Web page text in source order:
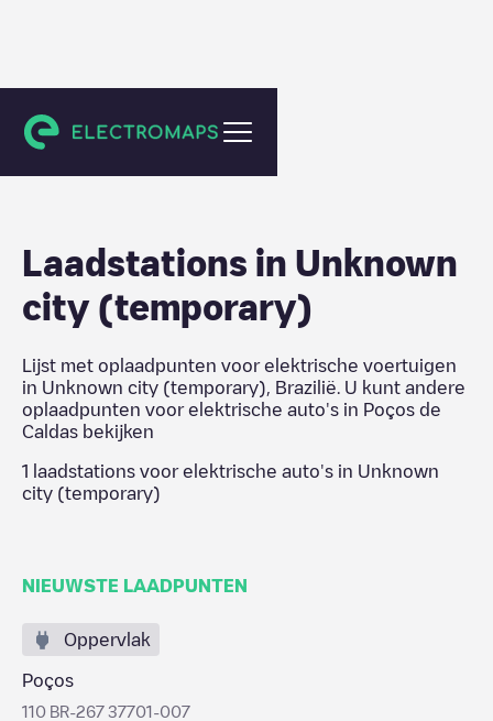
Poços de Caldas
Laadstations in Unknown
city (temporary)
Lijst met oplaadpunten voor elektrische voertuigen
in Unknown city (temporary) Brazilië . U kunt andere
oplaadpunten voor elektrische auto's in Poços de
Caldas bekijken
1 laadstations voor elektrische auto's in Unknown
city (temporary)
NIEUWSTE LAADPUNTEN
Oppervlak
Poços
110 BR-267 37701-007